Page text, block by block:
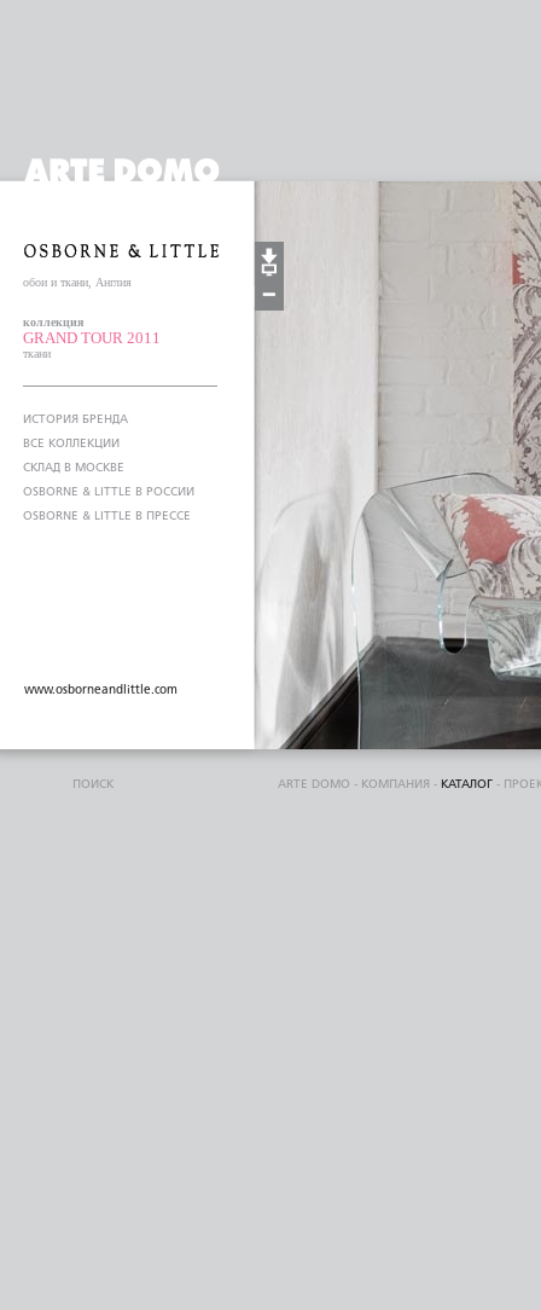
обои и ткани, Англия
коллекция
GRAND TOUR 2011
ткани
ИСТОРИЯ БРЕНДА
ВСЕ КОЛЛЕКЦИИ
СКЛАД В МОСКВЕ
OSBORNE & LITTLE В РОССИИ
OSBORNE & LITTLE В ПРЕССЕ
www.osborneandlittle.com
ПОИСК ARTE DOMO - КОМПАНИЯ - КАТАЛОГ -